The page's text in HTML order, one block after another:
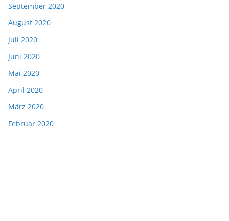
September 2020
August 2020
Juli 2020
Juni 2020
Mai 2020
April 2020
März 2020
Februar 2020